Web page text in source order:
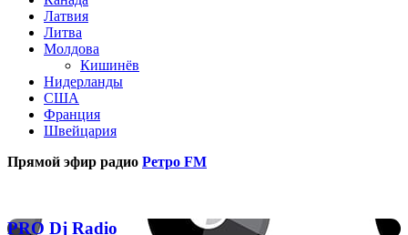
Латвия
Литва
Молдова
Кишинёв
Нидерланды
США
Франция
Швейцария
Прямой эфир радио Ретро FM
PRO
PRO Dj Radio